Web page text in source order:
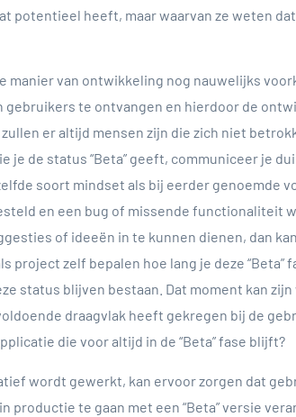
potentieel heeft, maar waarvan ze weten
manier van ontwikkeling nog nauwelijks
te ontvangen en hierdoor de
er altijd mensen zijn die zich niet
je de status “Beta” geeft, communiceer je
soort mindset als bij eerder genoemde
en een bug of missende functionaliteit
of ideeën in te kunnen dienen, dan
project zelf bepalen hoe lang je deze “Beta”
status blijven bestaan. Dat moment kan zijn
draagvlak heeft gekregen bij de
die voor altijd in de “Beta” fase blijft?
wordt gewerkt, kan ervoor zorgen dat
productie te gaan met een “Beta” versie